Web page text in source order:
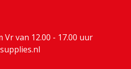
van 12.00 - 17.00 uur